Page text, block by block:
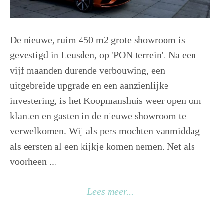
De nieuwe, ruim 450 m2 grote showroom is
gevestigd in Leusden, op 'PON terrein'. Na een
vijf maanden durende verbouwing, een
uitgebreide upgrade en een aanzienlijke
investering, is het Koopmanshuis weer open om
klanten en gasten in de nieuwe showroom te
verwelkomen. Wij als pers mochten vanmiddag
als eersten al een kijkje komen nemen. Net als
voorheen ...
Lees meer...